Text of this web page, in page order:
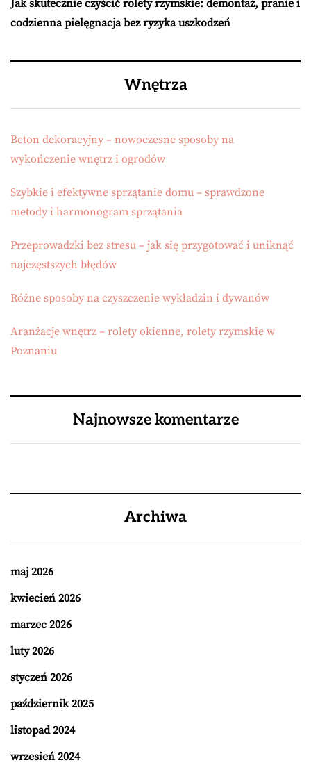
Jak skutecznie czyścić rolety rzymskie: demontaż, pranie i
codzienna pielęgnacja bez ryzyka uszkodzeń
Wnętrza
Beton dekoracyjny – nowoczesne sposoby na
wykończenie wnętrz i ogrodów
Szybkie i efektywne sprzątanie domu – sprawdzone
metody i harmonogram sprzątania
Przeprowadzki bez stresu – jak się przygotować i uniknąć
najczęstszych błędów
Różne sposoby na czyszczenie wykładzin i dywanów
Aranżacje wnętrz – rolety okienne, rolety rzymskie w
Poznaniu
Najnowsze komentarze
Archiwa
maj 2026
kwiecień 2026
marzec 2026
luty 2026
styczeń 2026
październik 2025
listopad 2024
wrzesień 2024